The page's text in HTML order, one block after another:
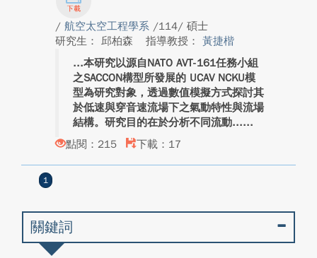
/ 航空太空工程學系 /114/ 碩士
研究生： 邱柏森
指導教授： 黃捷楷
本研究以源自NATO AVT-161任務小組
之SACCON構型所發展的 UCAV NCKU模
型為研究對象，透過數值模擬方式探討其
於低速與穿音速流場下之氣動特性與流場
結構。研究目的在於分析不同流動...
點閱：215
下載：17
1
關鍵詞